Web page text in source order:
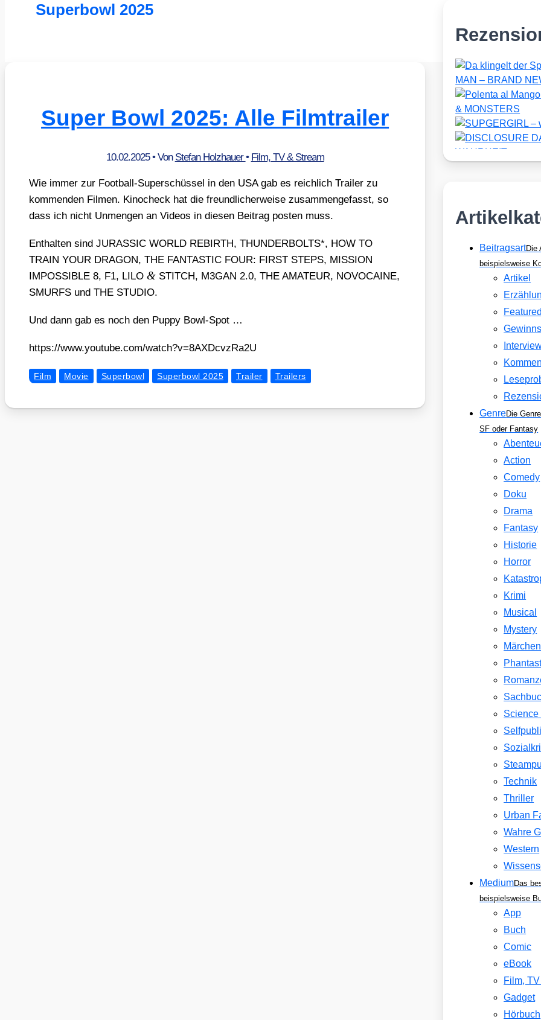
Superbowl 2025
Super Bowl 2025: Alle Filmtrailer
10.02.2025• Von Stefan Holzhauer• Film, TV & Stream
Wie immer zur Foot­ball-Super­schüs­sel in den USA gab es reich­lich Trai­ler zu
kom­men­den Fil­men. Kinoch­eck hat die freund­li­cher­wei­se zusam­men­ge­fasst, so
dass ich nicht Unmen­gen an Vide­os in die­sen Bei­trag pos­ten muss.
Ent­hal­ten sind JURASSIC WORLD REBIRTH, THUNDERBOLTS*, HOW TO
TRAIN YOUR DRAGON, THE FANTASTIC FOUR: FIRST STEPS, MISSION
IMPOSSIBLE 8, F1, LILO & STITCH, M3GAN 2.0, THE AMATEUR, NOVOCAINE,
SMURFS und THE STUDIO.
Und dann gab es noch den Pup­py Bowl-Spot …
https://​www​.you​tube​.com/​w​a​t​c​h​?​v​=​8​A​X​D​c​v​z​R​a2U
Film Movie Superbowl Superbowl 2025 Trailer Trailers
BeitragsartDie
beispielsweise
Artikel
GenreDie
SF oder Fantasy
Action
Comedy
Doku
Drama
Fantasy
Historie
Horror
Krimi
Musical
Mystery
Märchen
Science
Technik
Thriller
Urban
Wahre
Western
MediumDas
beispielsweise
App
Buch
Comic
eBook
Film,
Gadget
Hörbuch